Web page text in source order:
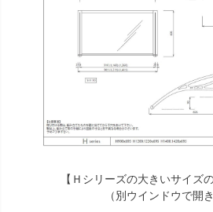
【Ｈシリーズの大きいサイズ
（別ウインドウで開